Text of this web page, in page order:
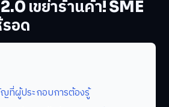
เขย่าร้านค้า! SME
รอด
ที่ผู้ประกอบการต้องรู้